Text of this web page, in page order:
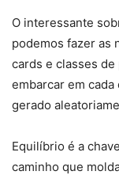
O interessante
podemos fazer as
cards e classes
embarcar em
gerado
Equilíbrio é a
caminho que